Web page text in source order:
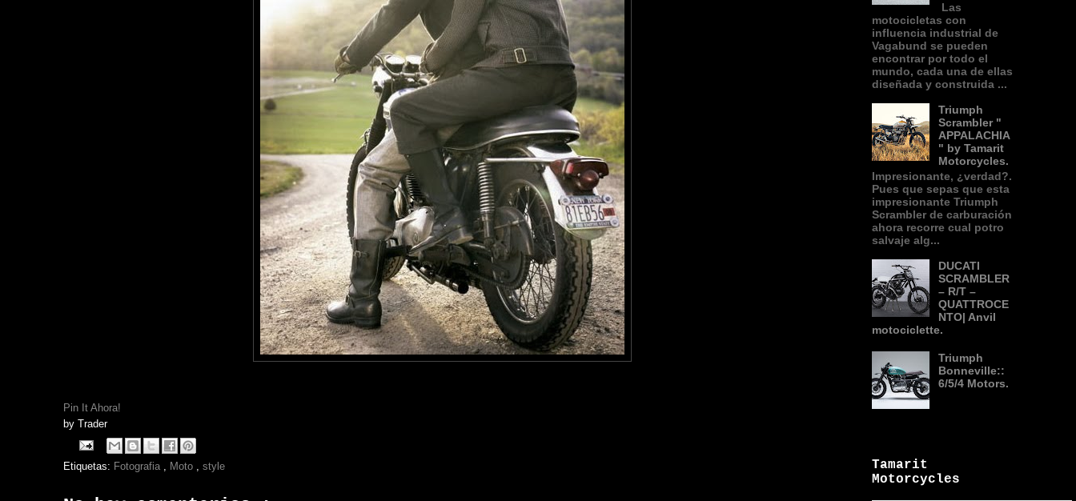
Pin It Ahora!
by Trader
Etiquetas: Fotografia Moto style
Las
motocicletas con
influencia industrial de
Vagabund se pueden
encontrar por todo el
mundo, cada una de ellas
diseñada y construida ...
Triumph
Scrambler "
APPALACHIA
" by Tamarit
Motorcycles.
Impresionante, ¿verdad?.
Pues que sepas que esta
impresionante Triumph
Scrambler de carburación
ahora recorre cual potro
salvaje alg...
DUCATI
SCRAMBLER
– R/T –
QUATTROCE
NTO| Anvil
motociclette.
Triumph
Bonneville::
6/5/4 Motors.
Tamarit
Motorcycles